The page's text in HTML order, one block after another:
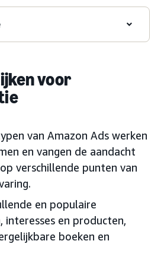
voor
van Amazon Ads werken
en vangen de aandacht
verschillende punten van
en populaire
en producten,
boeken en